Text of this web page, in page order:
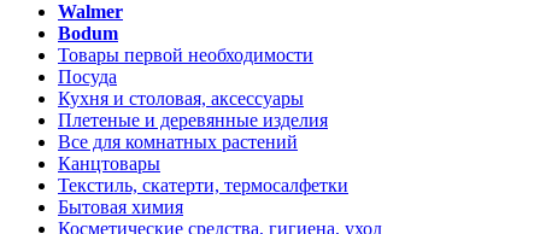
Walmer
Bodum
Товары первой необходимости
Посуда
Кухня и столовая, аксессуары
Плетеные и деревянные изделия
Все для комнатных растений
Канцтовары
Текстиль, скатерти, термосалфетки
Бытовая химия
Косметические средства, гигиена, уход